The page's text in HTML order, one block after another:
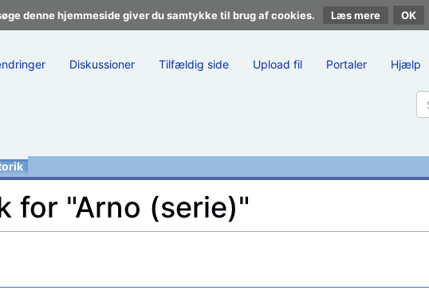
denne hjemmeside giver du samtykke til brug af cookies. Læs mere
Diskussioner Tilfældig side Upload fil Portaler Hjælp
for "Arno (serie)"